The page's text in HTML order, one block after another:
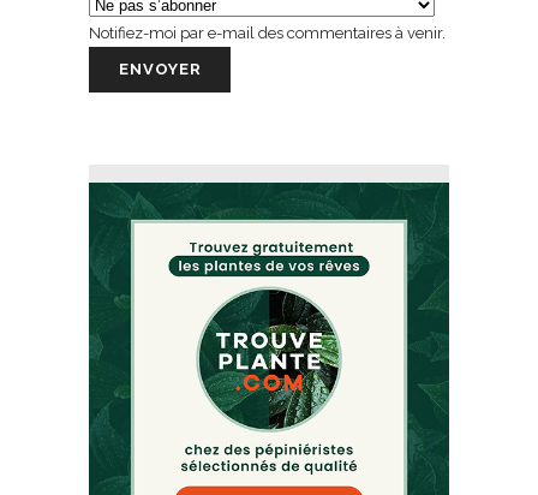
Notifiez-moi par e-mail des commentaires à venir.